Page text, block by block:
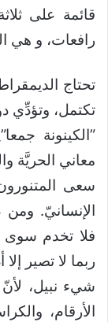
قائمة على
رافعات، و هي
تحتاج
تكتمل، وتؤدِّي
”الكينونة
معاني الحريَّة
سعى
الإنسانيّ.
فلا تخدم
ربما لا تصير
شيء نبيل،
الأرقام،